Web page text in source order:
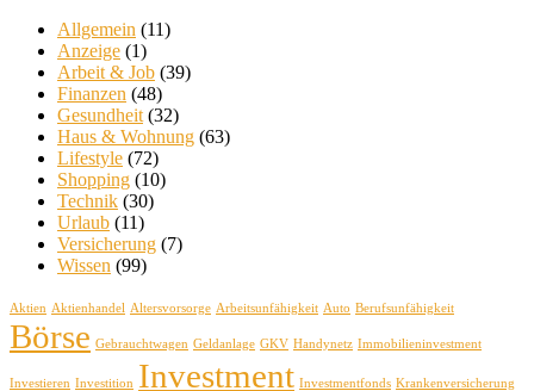
Allgemein (11)
Anzeige (1)
Arbeit & Job (39)
Finanzen (48)
Gesundheit (32)
Haus & Wohnung (63)
Lifestyle (72)
Shopping (10)
Technik (30)
Urlaub (11)
Versicherung (7)
Wissen (99)
Aktien Aktienhandel Altersvorsorge Arbeitsunfähigkeit Auto Berufsunfähigkeit
Börse Gebrauchtwagen Geldanlage GKV Handynetz Immobilieninvestment
Investieren Investition Investment Investmentfonds Krankenversicherung